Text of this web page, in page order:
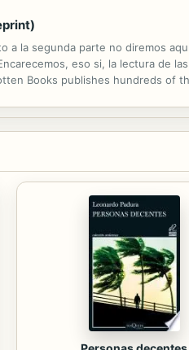
a la segunda parte no diremos
eso si, la lectura de
Books publishes hundreds of